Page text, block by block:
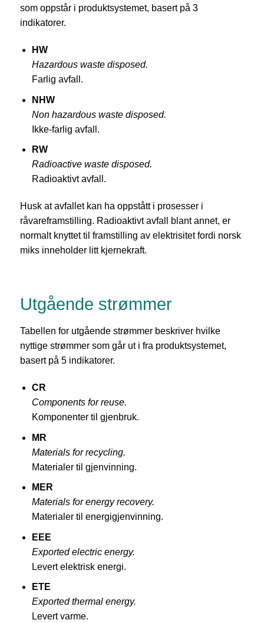
som oppstår i produktsystemet, basert på 3
indikatorer.
HW
Hazardous waste disposed.
Farlig avfall.
NHW
Non hazardous waste disposed.
Ikke-farlig avfall.
RW
Radioactive waste disposed.
Radioaktivt avfall.
Husk at avfallet kan ha oppstått i prosesser i
råvareframstilling. Radioaktivt avfall blant annet, er
normalt knyttet til framstilling av elektrisitet fordi norsk
miks inneholder litt kjernekraft.
Utgående strømmer
Tabellen for utgående strømmer beskriver hvilke
nyttige strømmer som går ut i fra produktsystemet,
basert på 5 indikatorer.
CR
Components for reuse.
Komponenter til gjenbruk.
MR
Materials for recycling.
Materialer til gjenvinning.
MER
Materials for energy recovery.
Materialer til energigjenvinning.
EEE
Exported electric energy.
Levert elektrisk energi.
ETE
Exported thermal energy.
Levert varme.